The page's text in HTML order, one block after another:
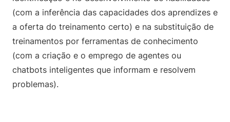
(com a inferência das capacidades dos aprendizes e
a oferta do treinamento certo) e na substituição de
treinamentos por ferramentas de conhecimento
(com a criação e o emprego de agentes ou
chatbots inteligentes que informam e resolvem
problemas).